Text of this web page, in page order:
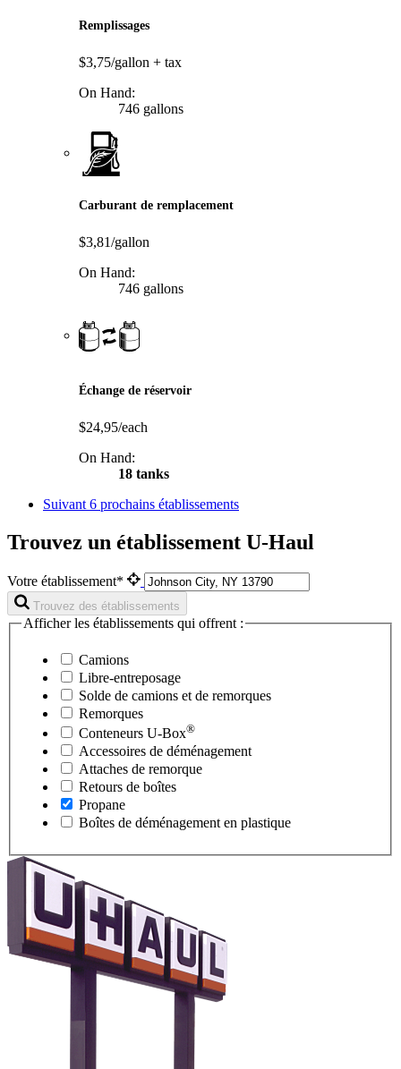
Remplissages
$3,75/gallon + tax
On Hand:
746 gallons
Carburant de remplacement
$3,81/gallon
On Hand:
746 gallons
Échange de réservoir
$24,95/each
On Hand:
18 tanks
Suivant 6 prochains établissements
Trouvez un établissement U-Haul
Votre établissement*
Trouvez des établissements
Afficher les établissements qui offrent :
Camions
Libre-entreposage
Solde de camions et de remorques
Remorques
Conteneurs U-Box®
Accessoires de déménagement
Attaches de remorque
Retours de boîtes
Propane
Boîtes de déménagement en plastique